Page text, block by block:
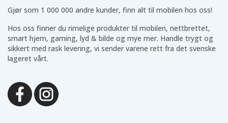
Gjør som 1 000 000 andre kunder, finn alt til mobilen hos oss!
Hos oss finner du rimelige produkter til mobilen, nettbrettet,
smart hjem, gaming, lyd & bilde og mye mer. Handle trygt og
sikkert med rask levering, vi sender varene rett fra det svenske
lageret vårt.